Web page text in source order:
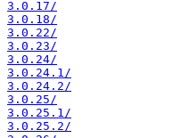
3.0.17/
3.0.18/
3.0.22/
3.0.23/
3.0.24/
3.0.24.1/
3.0.24.2/
3.0.25/
3.0.25.1/
3.0.25.2/